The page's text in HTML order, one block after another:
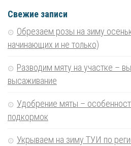
Свежие записи
Обрезаем розы на зиму
начинающих и не только)
Разводим мяту на участке –
высаживание
Удобрение мяты –
подкормок
Укрываем на зиму ТУИ по